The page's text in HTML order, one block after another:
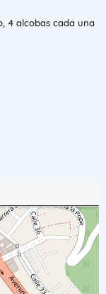
4 alcobas cada una